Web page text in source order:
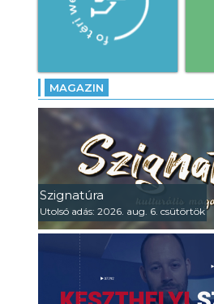
MAGAZIN
Szignatúra
Utolsó adás: 2026. aug. 6. csütörtök